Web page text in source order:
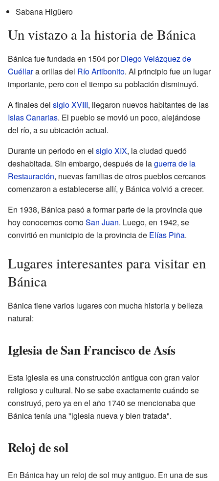
Sabana Higüero
Un vistazo a la historia de Bánica
Bánica fue fundada en 1504 porDiego Velázquez de
Cuéllara orillas del Río Artibonito. Al principio fue un lugar
importante, pero con el tiempo su población disminuyó.
A finales del siglo XVIII, llegaron nuevos habitantes de las
Islas Canarias. El pueblo se movió un poco, alejándose
del río, a su ubicación actual.
Durante un periodo en el siglo XIX, la ciudad quedó
deshabitada. Sin embargo, después de laguerra de la
Restauración, nuevas familias de otros pueblos cercanos
comenzaron a establecerse allí, y Bánica volvió a crecer.
En 1938, Bánica pasó a formar parte de la provincia que
hoy conocemos comoSan Juan. Luego, en 1942, se
convirtió en municipio de la provincia de Elías Piña.
Lugares interesantes para visitar en
Bánica
Bánica tiene varios lugares con mucha historia y belleza
natural:
Iglesia de San Francisco de Asís
Esta iglesia es una construcción antigua con gran valor
religioso y cultural. No se sabe exactamente cuándo se
construyó, pero ya en el año 1740 se mencionaba que
Bánica tenía una "iglesia nueva y bien tratada".
Reloj de sol
En Bánica hay un reloj de sol muy antiguo. En una de sus